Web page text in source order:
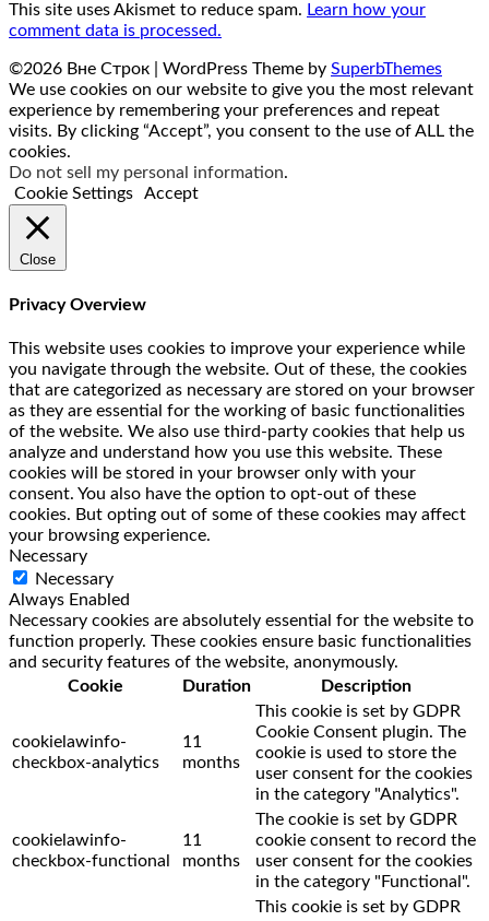
This site uses Akismet to reduce spam. Learn how your
comment data is processed.
©2026 Вне Строк | WordPress Theme by SuperbThemes
We use cookies on our website to give you the most relevant
experience by remembering your preferences and repeat
visits. By clicking “Accept”, you consent to the use of ALL the
cookies.
Do not sell my personal information.
Cookie Settings
Accept
Close
Privacy Overview
This website uses cookies to improve your experience while
you navigate through the website. Out of these, the cookies
that are categorized as necessary are stored on your browser
as they are essential for the working of basic functionalities
of the website. We also use third-party cookies that help us
analyze and understand how you use this website. These
cookies will be stored in your browser only with your
consent. You also have the option to opt-out of these
cookies. But opting out of some of these cookies may affect
your browsing experience.
Necessary
Necessary
Always Enabled
Necessary cookies are absolutely essential for the website to
function properly. These cookies ensure basic functionalities
and security features of the website, anonymously.
Cookie
Duration Description
cookielawinfo-
checkbox-analytics
11
months
This cookie is set by GDPR
Cookie Consent plugin. The
cookie is used to store the
user consent for the cookies
in the category "Analytics".
cookielawinfo-
checkbox-functional
11
months
The cookie is set by GDPR
cookie consent to record the
user consent for the cookies
in the category "Functional".
This cookie is set by GDPR